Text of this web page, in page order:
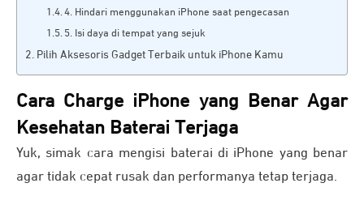
4. Hindari menggunakan iPhone saat pengecasan
5. Isi daya di tempat yang sejuk
Pilih Aksesoris Gadget Terbaik untuk iPhone Kamu
Cara Charge iPhone yang Benar Agar
Kesehatan Baterai Terjaga
Yuk, simak cara mengisi baterai di iPhone yang benar
agar tidak cepat rusak dan performanya tetap terjaga.